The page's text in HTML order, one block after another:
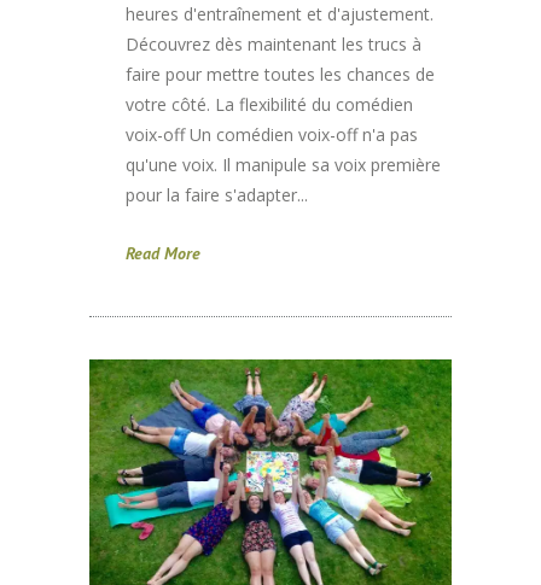
heures d'entraînement et d'ajustement.
Découvrez dès maintenant les trucs à
faire pour mettre toutes les chances de
votre côté. La flexibilité du comédien
voix-off Un comédien voix-off n'a pas
qu'une voix. Il manipule sa voix première
pour la faire s'adapter...
Read More